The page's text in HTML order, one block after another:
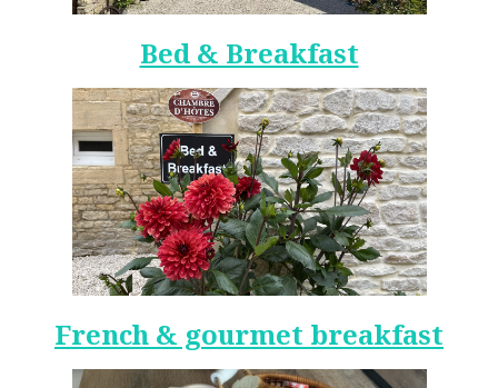
Bed & Breakfast
French & gourmet breakfast